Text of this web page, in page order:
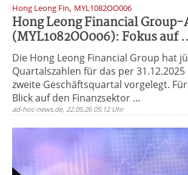
Hong Leong Fin, MYL1082OO006
Hong Leong Financial
(MYL1082OO006): Fokus auf
Die Hong Leong Financial Group hat
Quartalszahlen für das per
zweite Geschäftsquartal vorgelegt.
Blick auf den Finanzsektor ...
ad-hoc-news.de, 22.05.26 05:12 Uhr